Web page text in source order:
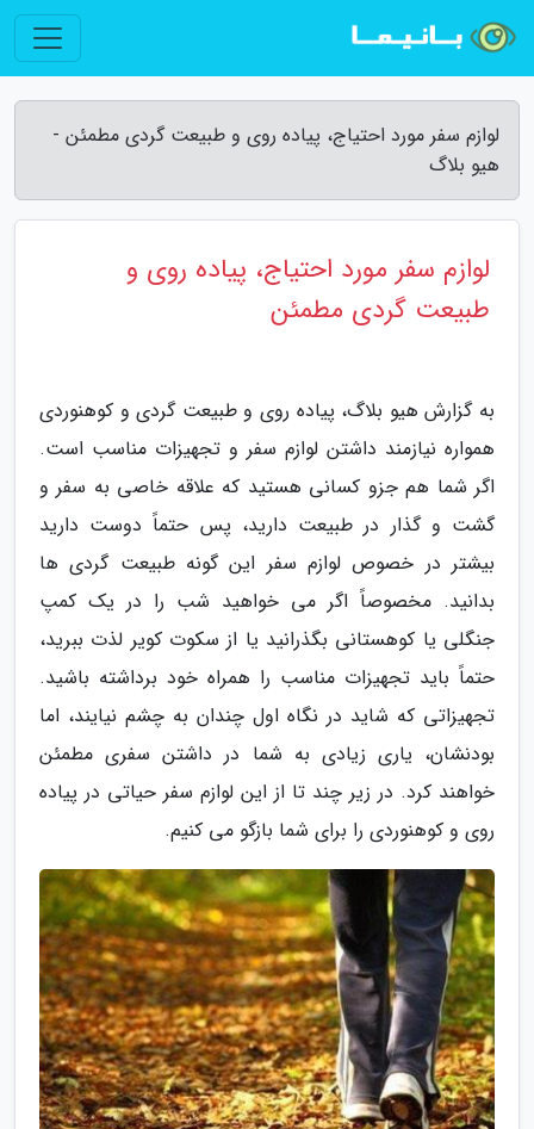
لوازم سفر مورد احتیاج، پیاده روی و طبیعت گردی مطمئن -
هیو بلاگ
لوازم سفر مورد احتیاج، پیاده روی و
طبیعت گردی مطمئن
به گزارش هیو بلاگ، پیاده روی و طبیعت گردی و کوهنوردی
همواره نیازمند داشتن لوازم سفر و تجهیزات مناسب است.
اگر شما هم جزو کسانی هستید که علاقه خاصی به سفر و
گشت و گذار در طبیعت دارید، پس حتماً دوست دارید
بیشتر در خصوص لوازم سفر این گونه طبیعت گردی ها
بدانید. مخصوصاً اگر می خواهید شب را در یک کمپ
جنگلی یا کوهستانی بگذرانید یا از سکوت کویر لذت ببرید،
حتماً باید تجهیزات مناسب را همراه خود برداشته باشید.
تجهیزاتی که شاید در نگاه اول چندان به چشم نیایند، اما
بودنشان، یاری زیادی به شما در داشتن سفری مطمئن
خواهند کرد. در زیر چند تا از این لوازم سفر حیاتی در پیاده
روی و کوهنوردی را برای شما بازگو می کنیم.